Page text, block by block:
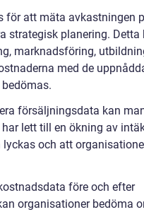
för att mäta avkastningen
strategisk planering. Detta
marknadsföring,
med de
försäljningsdata kan
lett till en ökning av
och att
före och efter
organisationer bedöma